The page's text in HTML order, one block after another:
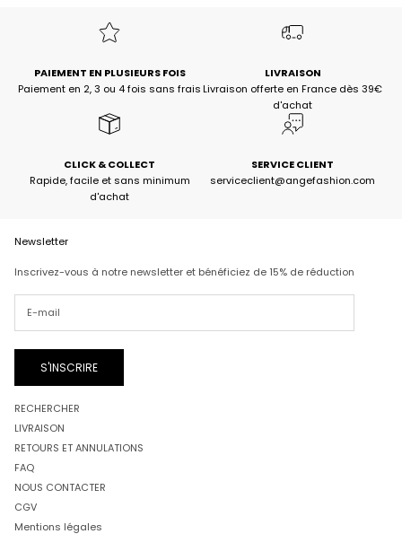
PAIEMENT EN PLUSIEURS FOIS
Paiement en 2, 3 ou 4 fois sans frais
LIVRAISON
Livraison offerte en France dès 39€
d'achat
CLICK & COLLECT
Rapide, facile et sans minimum
d'achat
SERVICE CLIENT
serviceclient@angefashion.com
Newsletter
Inscrivez-vous à notre newsletter et bénéficiez de 15% de réduction
S'INSCRIRE
RECHERCHER
LIVRAISON
RETOURS ET ANNULATIONS
FAQ
NOUS CONTACTER
CGV
Mentions légales